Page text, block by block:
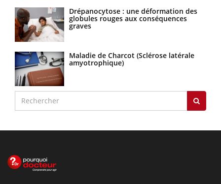
Drépanocytose : une déformation des
globules rouges aux conséquences
graves
Maladie de Charcot (Sclérose latérale
amyotrophique)